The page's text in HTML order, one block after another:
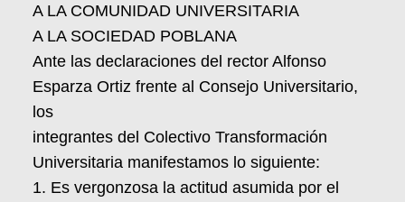
A LA COMUNIDAD UNIVERSITARIA
A LA SOCIEDAD POBLANA
Ante las declaraciones del rector Alfonso
Esparza Ortiz frente al Consejo Universitario,
los
integrantes del Colectivo Transformación
Universitaria manifestamos lo siguiente:
1. Es vergonzosa la actitud asumida por el